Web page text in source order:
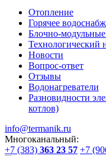
Отопление
Горячее
Блочно-
Технологический
Новости
Вопрос-ответ
Отзывы
Водонагреватели
Разновидности
котлов)
info@termanik.ru
Многоканальный:
+7 (383) 363 23 57 +7